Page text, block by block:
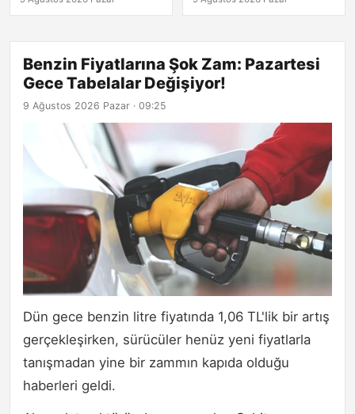
Benzin Fiyatlarına Şok Zam: Pazartesi
Gece Tabelalar Değişiyor!
9 Ağustos 2026 Pazar · 09:25
Dün gece benzin litre fiyatında 1,06 TL'lik bir artış
gerçekleşirken, sürücüler henüz yeni fiyatlarla
tanışmadan yine bir zammın kapıda olduğu
haberleri geldi.